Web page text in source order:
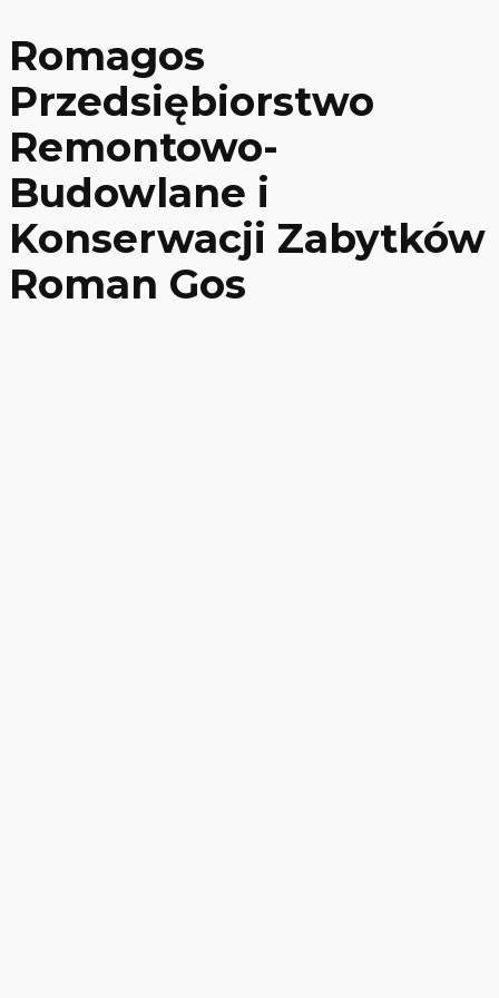
Romagos
Przedsiębiorstwo
Remontowo-
Budowlane i
Konserwacji Zabytków
Roman Gos